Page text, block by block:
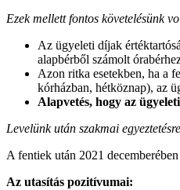
Ezek mellett fontos követelésünk
Az ügyeleti díjak
alapbérből számolt
Azon ritka esetekben, ha a
kórházban, hétköznap), az
Alapvetés, hogy az
Levelünk után szakmai
A fentiek után 2021 decemberében
Az utasítás pozitívumai: